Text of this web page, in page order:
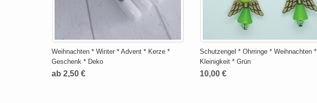
Weihnachten * Winter * Advent * Kerze *
Geschenk * Deko
ab 2,50 €
Schutzengel * Ohrringe * Weihnachten *
Kleinigkeit * Grün
10,00 €